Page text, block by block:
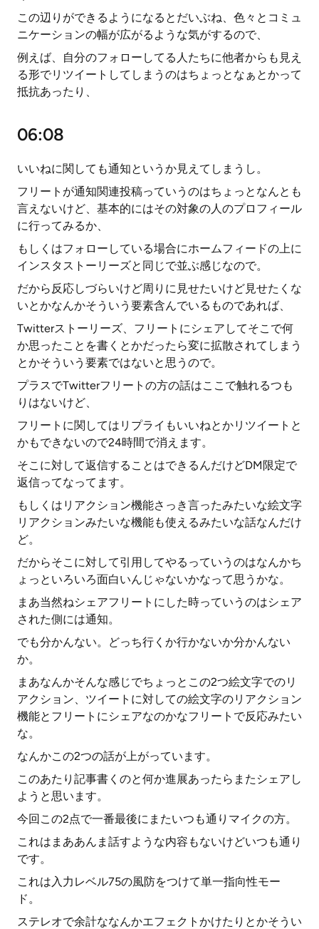
この辺りができるようになるとだいぶね、色々とコミュ
ニケーションの幅が広がるような気がするので、
例えば、自分のフォローしてる人たちに他者からも見え
る形でリツイートしてしまうのはちょっとなぁとかって
抵抗あったり、
06:08
いいねに関しても通知というか見えてしまうし。
フリートが通知関連投稿っていうのはちょっとなんとも
言えないけど、基本的にはその対象の人のプロフィール
に行ってみるか、
もしくはフォローしている場合にホームフィードの上に
インスタストーリーズと同じで並ぶ感じなので。
だから反応しづらいけど周りに見せたいけど見せたくな
いとかなんかそういう要素含んでいるものであれば、
Twitterストーリーズ、フリートにシェアしてそこで何
か思ったことを書くとかだったら変に拡散されてしまう
とかそういう要素ではないと思うので。
プラスでTwitterフリートの方の話はここで触れるつも
りはないけど、
フリートに関してはリプライもいいねとかリツイートと
かもできないので24時間で消えます。
そこに対して返信することはできるんだけどDM限定で
返信ってなってます。
もしくはリアクション機能さっき言ったみたいな絵文字
リアクションみたいな機能も使えるみたいな話なんだけ
ど。
だからそこに対して引用してやるっていうのはなんかち
ょっといろいろ面白いんじゃないかなって思うかな。
まあ当然ねシェアフリートにした時っていうのはシェア
された側には通知。
でも分かんない。どっち行くか行かないか分かんない
か。
まあなんかそんな感じでちょっとこの2つ絵文字でのリ
アクション、ツイートに対しての絵文字のリアクション
機能とフリートにシェアなのかなフリートで反応みたい
な。
なんかこの2つの話が上がっています。
このあたり記事書くのと何か進展あったらまたシェアし
ようと思います。
今回この2点で一番最後にまたいつも通りマイクの方。
これはまああんま話すような内容もないけどいつも通り
です。
これは入力レベル75の風防をつけて単一指向性モー
ド。
ステレオで余計ななんかエフェクトかけたりとかそうい